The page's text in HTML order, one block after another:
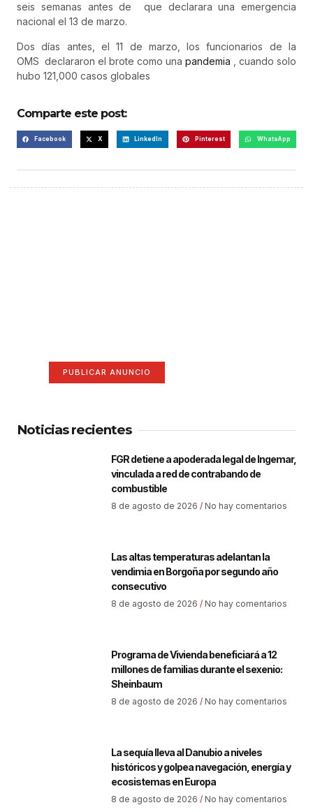
seis semanas antes de que declarara una emergencia
nacional el 13 de marzo.
Dos días antes, el 11 de marzo, los funcionarios de la
OMS declararon el brote como una pandemia , cuando solo
hubo 121,000 casos globales
Comparte este post:
Facebook X LinkedIn Pinterest WhatsApp
PUBLICAR ANUNCIO
Noticias recientes
FGR detiene a apoderada legal de Ingemar,
vinculada a red de contrabando de
combustible
8 de agosto de 2026 No hay comentarios
Las altas temperaturas adelantan la
vendimia en Borgoña por segundo año
consecutivo
8 de agosto de 2026 No hay comentarios
Programa de Vivienda beneficiará a 12
millones de familias durante el sexenio:
Sheinbaum
8 de agosto de 2026 No hay comentarios
La sequía lleva al Danubio a niveles
históricos y golpea navegación, energía y
ecosistemas en Europa
8 de agosto de 2026 No hay comentarios